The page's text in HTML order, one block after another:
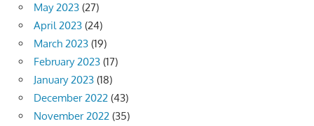
May 2023 (27)
April 2023 (24)
March 2023 (19)
February 2023 (17)
January 2023 (18)
December 2022 (43)
November 2022 (35)